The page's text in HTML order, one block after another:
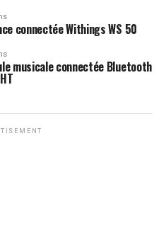
connectée Withings WS 50
musicale connectée Bluetooth